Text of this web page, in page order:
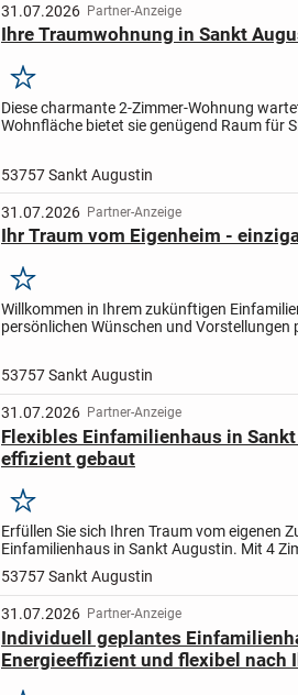
31.07.2026 Partner-Anzeige
Ihre Traumwohnung in Sankt
Merken
Diese charmante 2-Zimmer-Wohnung
Wohnfläche bietet sie genügend Raum für
53757 Sankt Augustin
31.07.2026 Partner-Anzeige
Ihr Traum vom Eigenheim -
Merken
Willkommen in Ihrem zukünftigen
persönlichen Wünschen und Vorstellungen
53757 Sankt Augustin
31.07.2026 Partner-Anzeige
Flexibles Einfamilienhaus in
effizient gebaut
Merken
Erfüllen Sie sich Ihren Traum vom eigenen
Einfamilienhaus in Sankt Augustin. Mit 4
Haus eine Wohnfläche von 136,78 m² auf
53757 Sankt Augustin
31.07.2026 Partner-Anzeige
Individuell geplantes
Energieeffizient und flexibel nach